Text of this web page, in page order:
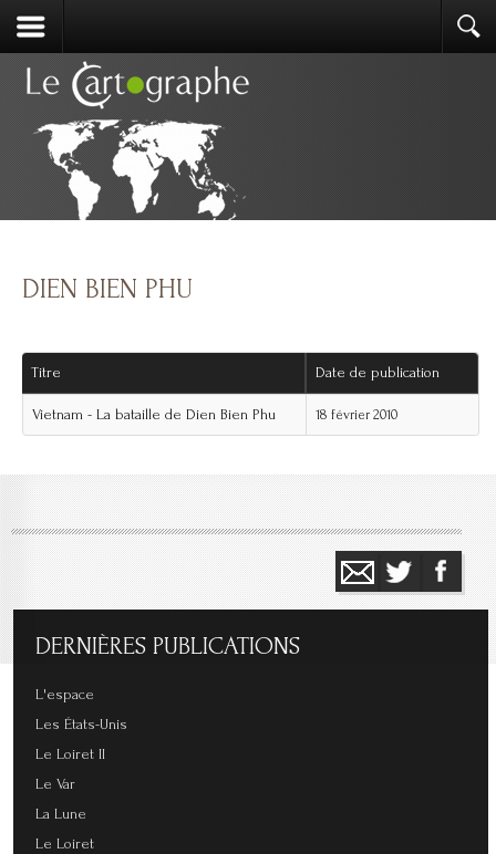
DIEN BIEN PHU
Titre Date de publication
Vietnam - La bataille de Dien Bien Phu 18 février 2010
DERNIÈRES PUBLICATIONS
L'espace
Les États-Unis
Le Loiret II
Le Var
La Lune
Le Loiret